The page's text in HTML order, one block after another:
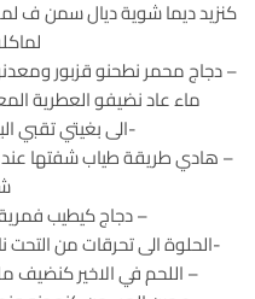
كنزيد ديما شوية ديال سمن ف
– دجاج محمر نطحنو قزبور
ماء عاد نضيفو العطرية
-الى بغيتي تقبي
– هادي طريقة طياب شفتها
– دجاج كيطيب
-الحلوة الى تحرقات من
– اللحم في الاخير